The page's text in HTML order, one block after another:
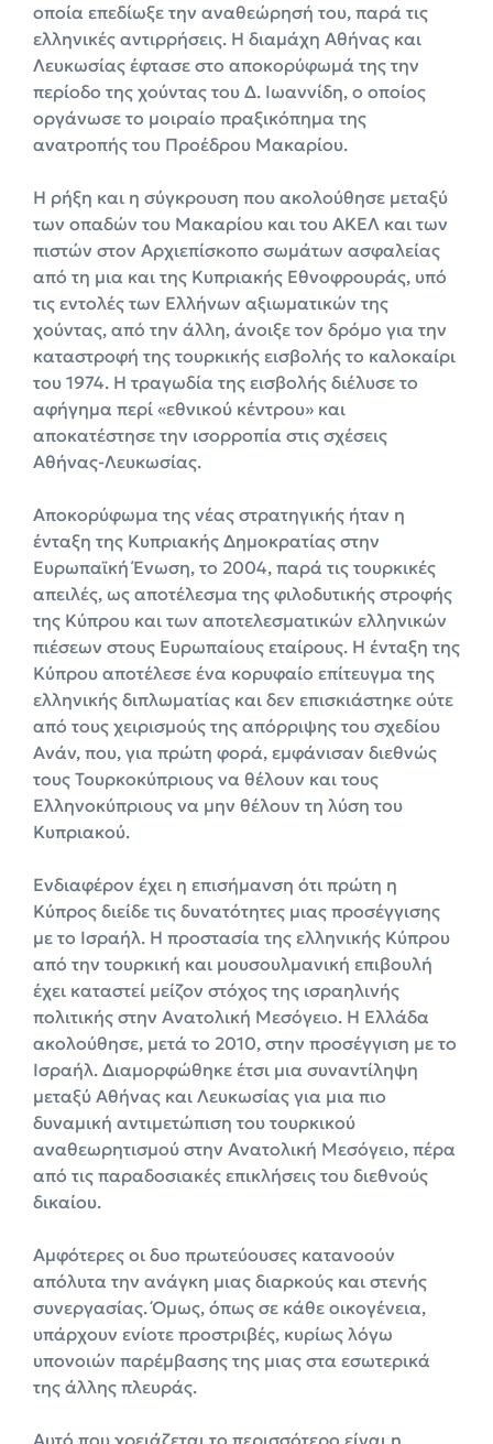
οποία επεδίωξε την αναθεώρησή του, παρά τις
ελληνικές αντιρρήσεις. Η διαμάχη Αθήνας και
Λευκωσίας έφτασε στο αποκορύφωμά της την
περίοδο της χούντας του Δ. Ιωαννίδη, ο οποίος
οργάνωσε το μοιραίο πραξικόπημα της
ανατροπής του Προέδρου Μακαρίου.
Η ρήξη και η σύγκρουση που ακολούθησε μεταξύ
των οπαδών του Μακαρίου και του ΑΚΕΛ και των
πιστών στον Αρχιεπίσκοπο σωμάτων ασφαλείας
από τη μια και της Κυπριακής Εθνοφρουράς, υπό
τις εντολές των Ελλήνων αξιωματικών της
χούντας, από την άλλη, άνοιξε τον δρόμο για την
καταστροφή της τουρκικής εισβολής το καλοκαίρι
του 1974. Η τραγωδία της εισβολής διέλυσε το
αφήγημα περί «εθνικού κέντρου» και
αποκατέστησε την ισορροπία στις σχέσεις
Αθήνας-Λευκωσίας.
Αποκορύφωμα της νέας στρατηγικής ήταν η
ένταξη της Κυπριακής Δημοκρατίας στην
Ευρωπαϊκή Ένωση, το 2004, παρά τις τουρκικές
απειλές, ως αποτέλεσμα της φιλοδυτικής στροφής
της Κύπρου και των αποτελεσματικών ελληνικών
πιέσεων στους Ευρωπαίους εταίρους. Η ένταξη της
Κύπρου αποτέλεσε ένα κορυφαίο επίτευγμα της
ελληνικής διπλωματίας και δεν επισκιάστηκε ούτε
από τους χειρισμούς της απόρριψης του σχεδίου
Ανάν, που, για πρώτη φορά, εμφάνισαν διεθνώς
τους Τουρκοκύπριους να θέλουν και τους
Ελληνοκύπριους να μην θέλουν τη λύση του
Κυπριακού.
Ενδιαφέρον έχει η επισήμανση ότι πρώτη η
Κύπρος διείδε τις δυνατότητες μιας προσέγγισης
με το Ισραήλ. Η προστασία της ελληνικής Κύπρου
από την τουρκική και μουσουλμανική επιβουλή
έχει καταστεί μείζον στόχος της ισραηλινής
πολιτικής στην Ανατολική Μεσόγειο. Η Ελλάδα
ακολούθησε, μετά το 2010, στην προσέγγιση με το
Ισραήλ. Διαμορφώθηκε έτσι μια συναντίληψη
μεταξύ Αθήνας και Λευκωσίας για μια πιο
δυναμική αντιμετώπιση του τουρκικού
αναθεωρητισμού στην Ανατολική Μεσόγειο, πέρα
από τις παραδοσιακές επικλήσεις του διεθνούς
δικαίου.
Αμφότερες οι δυο πρωτεύουσες κατανοούν
απόλυτα την ανάγκη μιας διαρκούς και στενής
συνεργασίας. Όμως, όπως σε κάθε οικογένεια,
υπάρχουν ενίοτε προστριβές, κυρίως λόγω
υπονοιών παρέμβασης της μιας στα εσωτερικά
της άλλης πλευράς.